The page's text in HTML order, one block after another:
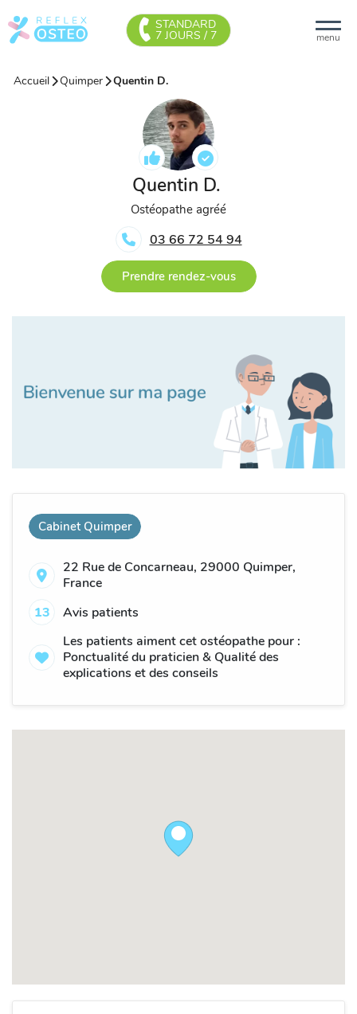
menu
STANDARD
7 JOURS / 7
Accueil Quimper Quentin D.
Quentin D.
Ostéopathe agréé
03 66 72 54 94
Prendre rendez-vous
Cabinet Quimper
22 Rue de Concarneau, 29000 Quimper,
France
13
Avis patients
Les patients aiment cet ostéopathe pour :
Ponctualité du praticien & Qualité des
explications et des conseils